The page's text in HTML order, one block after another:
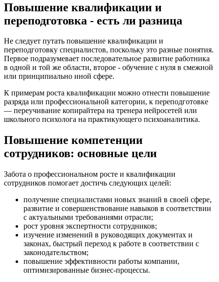
Повышение квалификации и
переподготовка - есть ли разница
Не следует путать повышение квалификации и
переподготовку специалистов, поскольку это разные понятия.
Первое подразумевает последовательное развитие работника
в одной и той же области, второе - обучение с нуля в смежной
или принципиально иной сфере.
К примерам роста квалификации можно отнести повышение
разряда или профессиональной категории, к переподготовке
— переучивание копирайтера на тренера нейросетей или
школьного психолога на практикующего психоаналитика.
Повышение компетенции
сотрудников: основные цели
Забота о профессиональном росте и квалификации
сотрудников помогает достичь следующих целей:
получение специалистами новых знаний в своей сфере,
развитие и совершенствование навыков в соответствии
с актуальными требованиями отрасли;
рост уровня экспертности сотрудников;
изучение изменений в руководящих документах и
законах, быстрый переход к работе в соответствии с
законодательством;
повышение эффективности работы компании,
оптимизированные бизнес-процессы.